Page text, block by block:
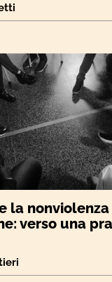
la
verso una